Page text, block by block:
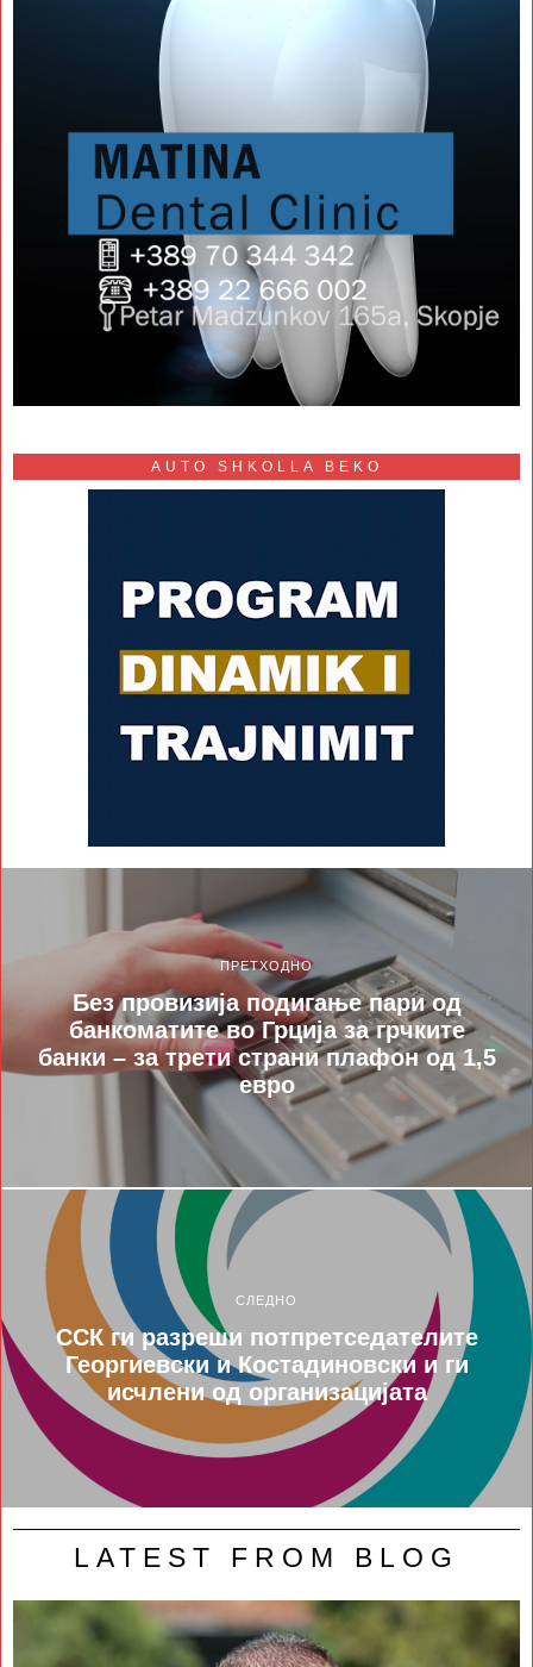
AUTO SHKOLLA BEKO
ПРЕТХОДНО
Без провизија подигање пари од
банкоматите во Грција за грчките
банки – за трети страни плафон од 1,5
евро
СЛЕДНО
ССК ги разреши потпретседателите
Георгиевски и Костадиновски и ги
исчлени од организацијата
LATEST FROM BLOG